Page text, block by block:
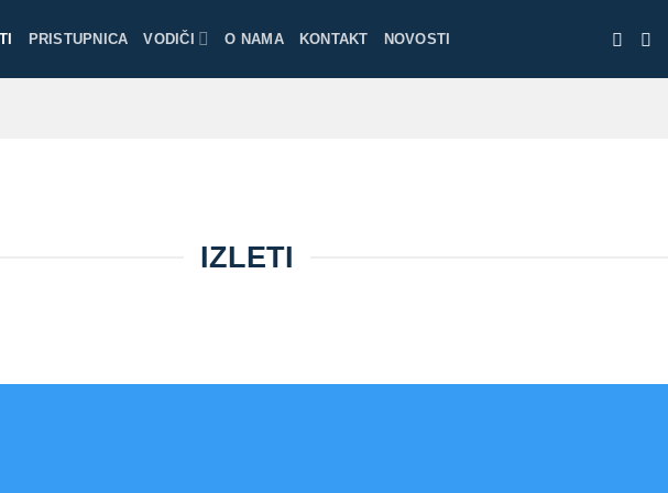
PRISTUPNICA VODIČI O NAMA KONTAKT NOVOSTI
IZLETI